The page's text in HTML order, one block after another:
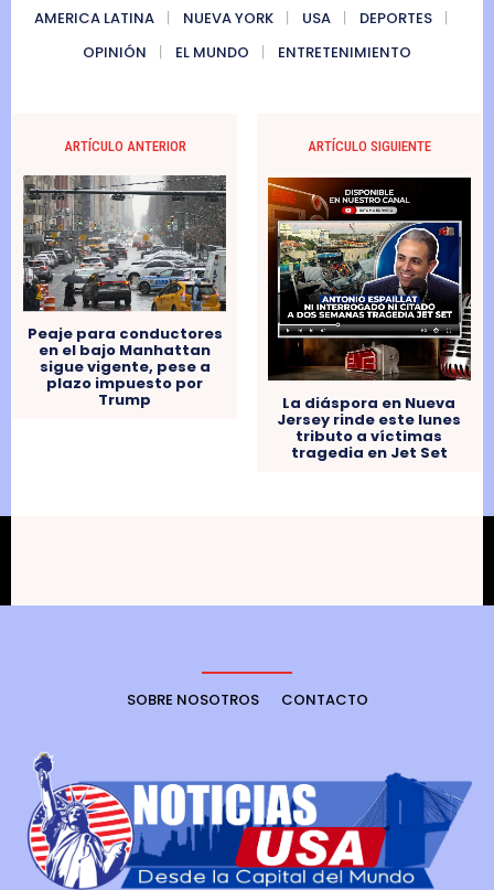
AMERICA LATINA NUEVA YORK USA
DEPORTES
OPINIÓN
EL MUNDO ENTRETENIMIENTO
ARTÍCULO ANTERIOR
Peaje para conductores
en el bajo Manhattan
sigue vigente, pese a
plazo impuesto por
Trump
ARTÍCULO SIGUIENTE
La diáspora en Nueva
Jersey rinde este lunes
tributo a víctimas
tragedia en Jet Set
SOBRE NOSOTROS CONTACTO